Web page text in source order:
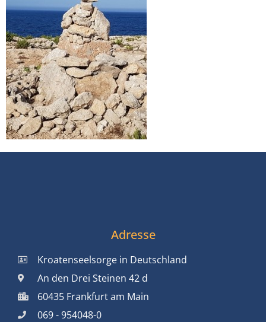
Adresse
Kroatenseelsorge in Deutschland
An den Drei Steinen 42 d
60435 Frankfurt am Main
069 - 954048-0